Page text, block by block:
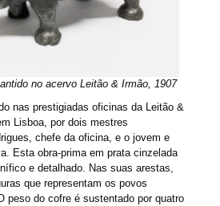
no acervo Leitão & Irmão, 1907
nas prestigiadas oficinas da Leitão &
Lisboa, por dois mestres
chefe da oficina, e o jovem e
Esta obra-prima em prata cinzelada
e detalhado. Nas suas arestas,
que representam os povos
peso do cofre é sustentado por quatro